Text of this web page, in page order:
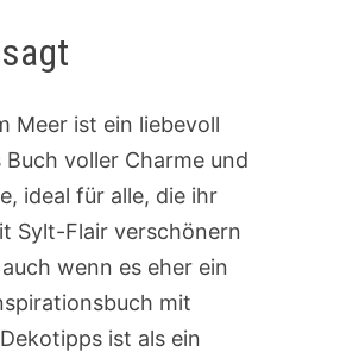
Meer ist ein liebevoll
voller Charme und
ideal für alle, die ihr
Sylt-Flair verschönern
wenn es eher ein
mit
ist als ein